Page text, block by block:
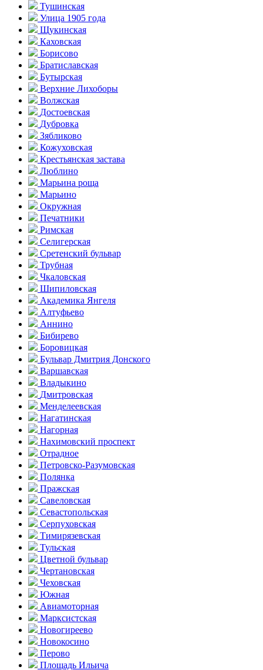
Тушинская
Улица 1905 года
Щукинская
Каховская
Борисово
Братиславская
Бутырская
Верхние Лихоборы
Волжская
Достоевская
Дубровка
Зябликово
Кожуховская
Крестьянская застава
Люблино
Марьина роща
Марьино
Окружная
Печатники
Римская
Селигерская
Сретенский бульвар
Трубная
Чкаловская
Шипиловская
Академика Янгеля
Алтуфьево
Аннино
Бибирево
Боровицкая
Бульвар Дмитрия Донского
Варшавская
Владыкино
Дмитровская
Менделеевская
Нагатинская
Нагорная
Нахимовский проспект
Отрадное
Петровско-Разумовская
Полянка
Пражская
Савеловская
Севасто­польская
Серпуховская
Тимирязевская
Тульская
Цветной бульвар
Чертановская
Чеховская
Южная
Авиамоторная
Марксистская
Новогиреево
Новокосино
Перово
Площадь Ильича